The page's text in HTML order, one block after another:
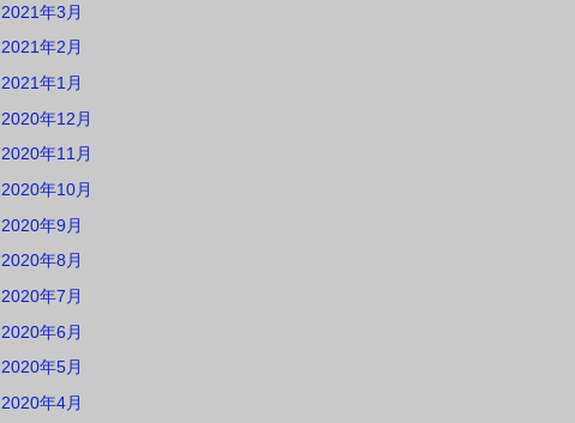
2021年3月
2021年2月
2021年1月
2020年12月
2020年11月
2020年10月
2020年9月
2020年8月
2020年7月
2020年6月
2020年5月
2020年4月